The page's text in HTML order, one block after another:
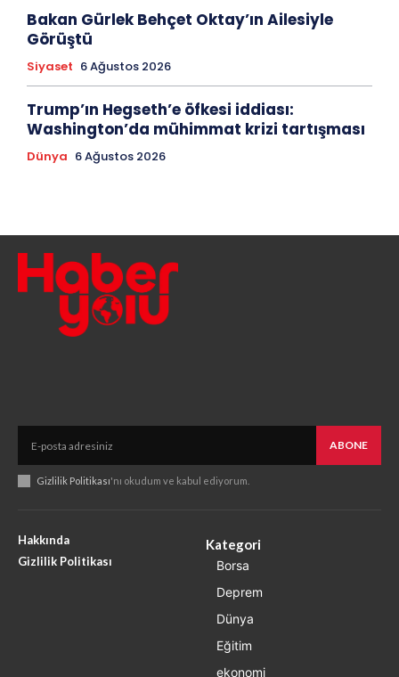
Bakan Gürlek Behçet Oktay’ın Ailesiyle
Görüştü
Siyaset 6 Ağustos 2026
Trump’ın Hegseth’e öfkesi iddiası:
Washington’da mühimmat krizi tartışması
Dünya 6 Ağustos 2026
ABONE
Gizlilik Politikası'nı okudum ve kabul ediyorum.
Hakkında
Gizlilik Politikası
Kategori
Borsa
Deprem
Dünya
Eğitim
ekonomi